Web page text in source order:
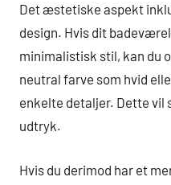
Det æstetiske aspekt
design. Hvis dit
minimalistisk stil, kan du
neutral farve som hvid
enkelte detaljer. Dette vil
udtryk.
Hvis du derimod har et